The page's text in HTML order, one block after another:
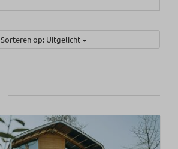
Sorteren op: Uitgelicht